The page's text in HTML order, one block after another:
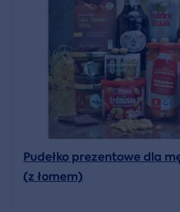
Pudełko prezentowe dla
(z łomem)